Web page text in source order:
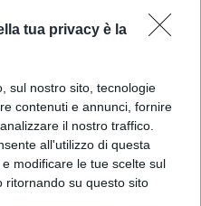
tua privacy è la
sul nostro sito, tecnologie
contenuti e annunci, fornire
il nostro traffico.
all'utilizzo di questa
modificare le tue scelte sul
ritornando su questo sito
molto più alte, fino
donne.
l’allarme clima